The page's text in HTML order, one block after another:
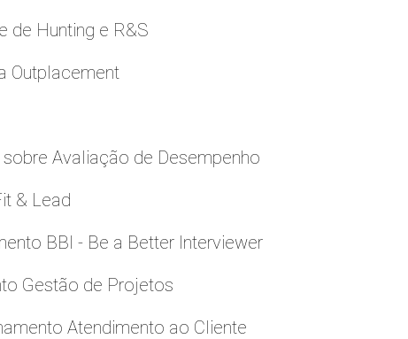
de Hunting e R&S
Outplacement
Avaliação de Desempenho
& Lead
BBI - Be a Better Interviewer
Gestão de Projetos
Atendimento ao Cliente